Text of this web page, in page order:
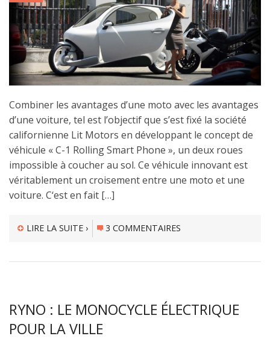
Combiner les avantages d’une moto avec les avantages
d’une voiture, tel est l’objectif que s’est fixé la société
californienne Lit Motors en développant le concept de
véhicule « C-1 Rolling Smart Phone », un deux roues
impossible à coucher au sol. Ce véhicule innovant est
véritablement un croisement entre une moto et une
voiture. C‘est en fait […]
LIRE LA SUITE › 3 COMMENTAIRES
RYNO : LE MONOCYCLE ÉLECTRIQUE
POUR LA VILLE